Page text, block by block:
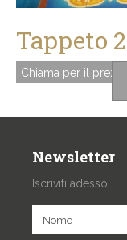
Tappeto
Chiama per il prezzo
Newsletter
Iscriviti adesso